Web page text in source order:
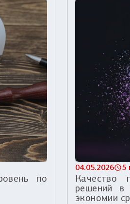
по
04.05.2026 5
Качество
решений в
экономии